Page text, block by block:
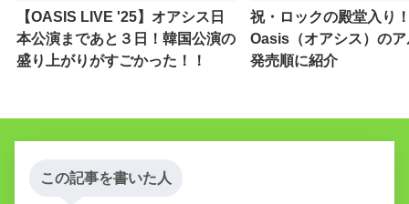
【OASIS LIVE '25】オアシス日
本公演まであと３日！韓国公演の
盛り上がりがすごかった！！
祝・ロックの殿堂入り
Oasis（オアシス）の
発売順に紹介
この記事を書いた人